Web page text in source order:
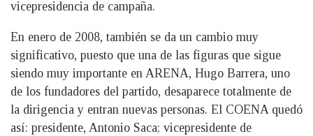
vicepresidencia de campaña.
En enero de 2008, también se da un cambio muy
significativo, puesto que una de las figuras que sigue
siendo muy importante en ARENA, Hugo Barrera, uno
de los fundadores del partido, desaparece totalmente de
la dirigencia y entran nuevas personas. El COENA quedó
así: presidente, Antonio Saca; vicepresidente de